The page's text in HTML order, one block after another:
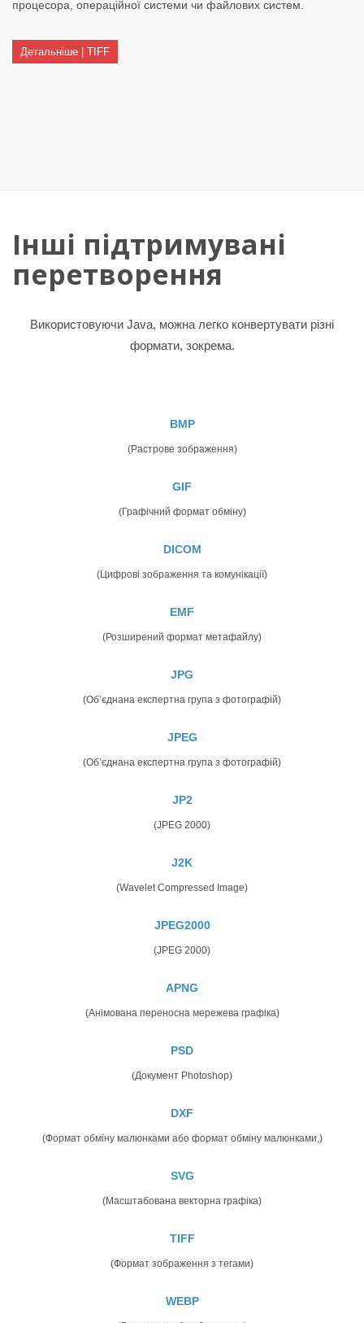
процесора, операційної системи чи файлових систем.
Детальніше | TIFF
Інші підтримувані
перетворення
Використовуючи Java, можна легко конвертувати різні
формати, зокрема.
BMP
(Растрове зображення)
GIF
(Графічний формат обміну)
DICOM
(Цифрові зображення та комунікації)
EMF
(Розширений формат метафайлу)
JPG
(Об’єднана експертна група з фотографій)
JPEG
(Об’єднана експертна група з фотографій)
JP2
(JPEG 2000)
J2K
(Wavelet Compressed Image)
JPEG2000
(JPEG 2000)
APNG
(Анімована переносна мережева графіка)
PSD
(Документ Photoshop)
DXF
(Формат обміну малюнками або формат обміну малюнками,)
SVG
(Масштабована векторна графіка)
TIFF
(Формат зображення з тегами)
WEBP